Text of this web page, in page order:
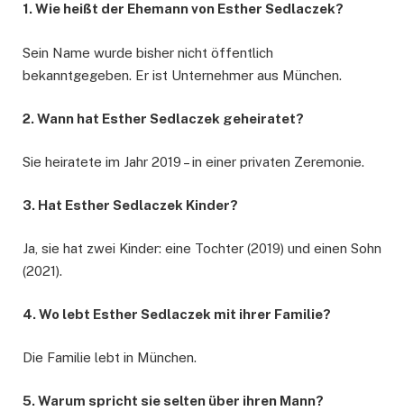
1. Wie heißt der Ehemann von Esther Sedlaczek?
Sein Name wurde bisher nicht öffentlich
bekanntgegeben. Er ist Unternehmer aus München.
2. Wann hat Esther Sedlaczek geheiratet?
Sie heiratete im Jahr 2019 – in einer privaten Zeremonie.
3. Hat Esther Sedlaczek Kinder?
Ja, sie hat zwei Kinder: eine Tochter (2019) und einen Sohn
(2021).
4. Wo lebt Esther Sedlaczek mit ihrer Familie?
Die Familie lebt in München.
5. Warum spricht sie selten über ihren Mann?